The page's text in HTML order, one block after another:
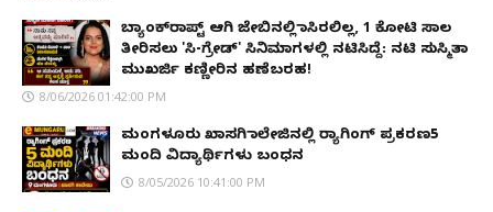
ಬ್ಯಾಂಕ್‌ರಾಪ್ಟ್‌ ಆಗಿ ಜೇಬಿನಲ್ಲಿ ಕಾಸಿರಲಿಲ್ಲ, ₹1 ಕೋಟಿ ಸಾಲ
ತೀರಿಸಲು 'ಸಿ-ಗ್ರೇಡ್' ಸಿನಿಮಾಗಳಲ್ಲಿ ನಟಿಸಿದ್ದೆ: ನಟಿ ಸುಸ್ಮಿತಾ
ಮುಖರ್ಜಿ ಕಣ್ಣೀರಿನ ಹಣೆಬರಹ!
8/06/2026 01:42:00 PM
ಮಂಗಳೂರು ಖಾಸಗಿ ಕಾಲೇಜಿನಲ್ಲಿ ರ‌್ಯಾಗಿಂಗ್ ಪ್ರಕರಣ5
ಮಂದಿ ವಿದ್ಯಾರ್ಥಿಗಳು ಬಂಧನ
8/05/2026 10:41:00 PM